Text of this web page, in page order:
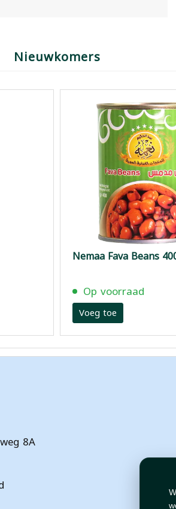
Nieuwkomers
Nemaa Fava Beans
Op voorraad
Voeg toe
8A